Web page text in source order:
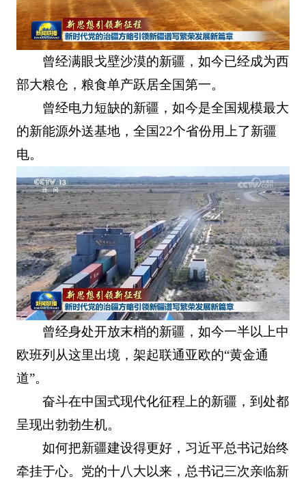
曾经满眼戈壁沙漠的新疆，如今已经成为西
部大粮仓，粮食单产跃居全国第一。
曾经电力短缺的新疆，如今是全国规模最大
的新能源外送基地，全国22个省份用上了新疆
电。
曾经身处开放末梢的新疆，如今一半以上中
欧班列从这里出境，架起联通亚欧的“黄金通
道”。
奋斗在中国式现代化征程上的新疆，到处都
呈现出勃勃生机。
如何把新疆建设得更好，习近平总书记始终
牵挂于心。党的十八大以来，总书记三次亲临新